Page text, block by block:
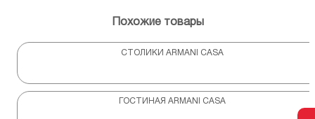
Похожие товары
СТОЛИКИ ARMANI CASA
ГОСТИНАЯ ARMANI CASA